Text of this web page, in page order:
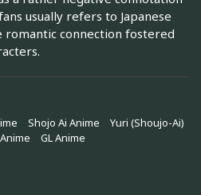
usually refers to Japanese
romantic connection fostered
Shojo Ai Anime
Yuri (Shoujo-Ai)
GL Anime